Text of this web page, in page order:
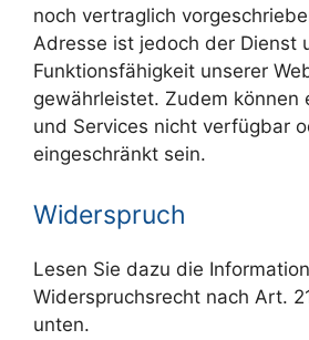
noch vertraglich
Adresse ist jedoch der Dienst
Funktionsfähigkeit unserer
gewährleistet. Zudem können
und Services nicht verfügbar
eingeschränkt sein.
Widerspruch
Lesen Sie dazu die
Widerspruchsrecht nach Art.
unten.